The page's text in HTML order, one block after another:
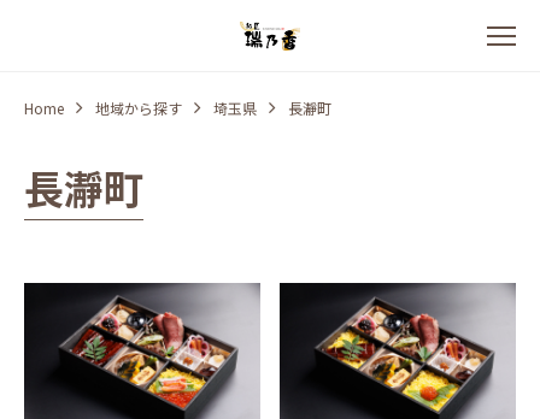
Home 地域から探す 埼玉県 長瀞町
長瀞町